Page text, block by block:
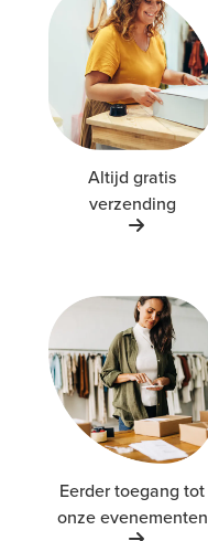
Altijd gratis
verzending
Eerder toegang tot
onze evenementen